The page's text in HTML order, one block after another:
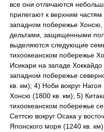
все они отличаются
прилегают к верхним частям
западном побережье
дельтами, защищенными
выделяются следующие
тихоокеанском побережье
Исикари на западе
западном побережье
кв. км); 4) Ноби вокруг
Хонсю (1800 кв. км); 5)
тихоокеанском побережье
Сеттсю вокруг Осака у
Японского моря (1240 кв.